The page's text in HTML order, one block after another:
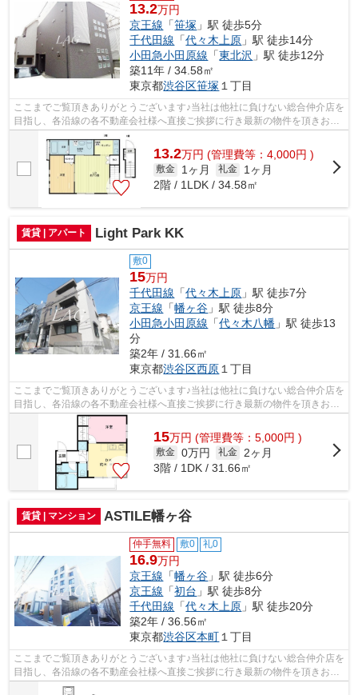
13.2万円
京王線 「笹塚 」駅 徒歩5分
千代田線 「代々木上原 」駅 徒歩14分
小田急小田原線 「東北沢 」駅 徒歩12分
築11年 / 34.58㎡
東京都渋谷区笹塚１丁目
ここまでご覧頂きありがとうございます♪当社は他社に負けない総合仲介店を
目指し、各沿線の各不動産会社様へ直接ご挨拶に行き最新の物件を頂きお客
様へ提供しております！最新の情報は...
13.2万円 (管理費等：4,000円 )
敷金 1ヶ月 礼金
1ヶ月
2階 / 1LDK / 34.58㎡
賃貸 | アパート Light Park KK
敷0
15万円
千代田線 「代々木上原 」駅 徒歩7分
京王線 「幡ヶ谷 」駅 徒歩8分
小田急小田原線 「代々木八幡 」駅 徒歩13
分
築2年 / 31.66㎡
東京都渋谷区西原 １丁目
ここまでご覧頂きありがとうございます♪当社は他社に負けない総合仲介店を
目指し、各沿線の各不動産会社様へ直接ご挨拶に行き最新の物件を頂きお客
様へ提供しております！最新の情報は...
15万円 (管理費等：5,000円 )
敷金 0万円 礼金
2ヶ月
3階 / 1DK / 31.66㎡
賃貸 | マンション ASTILE幡ヶ谷
仲手無料 敷0 礼0
16.9万円
京王線 「幡ヶ谷 」駅 徒歩6分
京王線 「初台 」駅 徒歩8分
千代田線 「代々木上原 」駅 徒歩20分
築2年 / 36.56㎡
東京都渋谷区本町 １丁目
ここまでご覧頂きありがとうございます♪当社は他社に負けない総合仲介店を
目指し、各沿線の各不動産会社様へ直接ご挨拶に行き最新の物件を頂きお客
様へ提供しております！最新の情報は...